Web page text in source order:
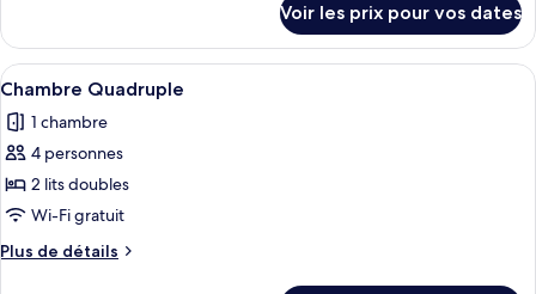
Chambre
Triple
le
type
de
Chambre
Triple
Voir les prix pour vos dates
Afficher
toutes
les
photos
pour
ce
type
de
Une chambre d’hôtel moderne
8
Chambre Quadruple
1 chambre
4 personnes
2 lits doubles
Wi-Fi gratuit
Plus de détails
Plus